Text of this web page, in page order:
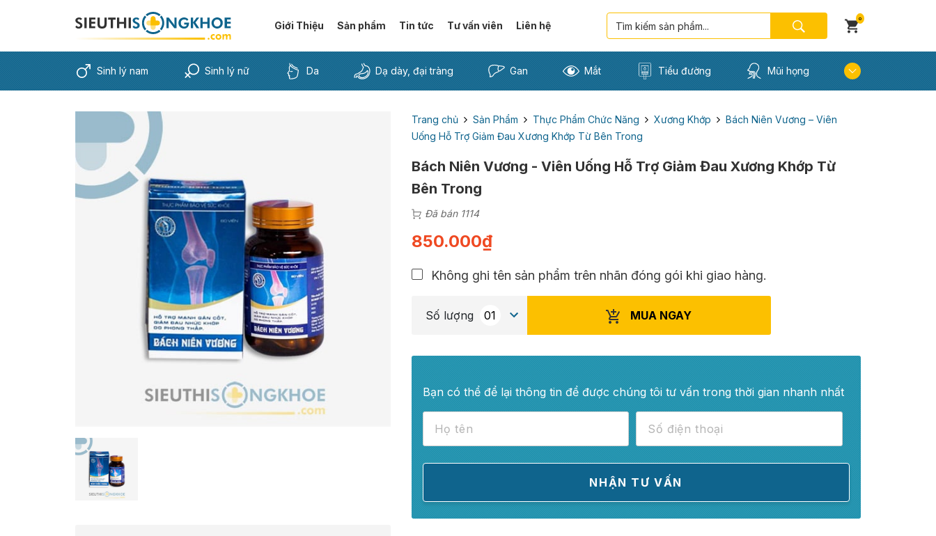
Giới Thiệu Sản phẩm Tin tức Tư vấn viên Liên hệ
0
Sinh lý nam Sinh lý nữ Da Dạ dày, đại tràng Gan Mắt Tiểu đường Mũi họng
Trang chủ Sản Phẩm Thực Phẩm Chức Năng Xương Khớp
Bách Niên Vương – Viên
Uống Hỗ Trợ Giảm Đau Xương Khớp Từ Bên Trong
Bách Niên Vương - Viên Uống Hỗ Trợ Giảm Đau Xương Khớp Từ
Bên Trong
Đã bán 1114
850.000₫
Không ghi tên sản phẩm trên nhãn đóng gói khi giao hàng.
Số lượng MUA NGAY
Bạn có thể để lại thông tin để được chúng tôi tư vấn trong thời gian nhanh nhất